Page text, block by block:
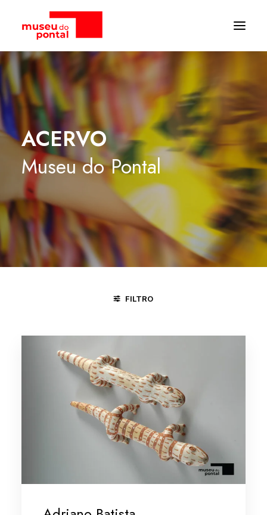
ACERVO
Museu do Pontal
FILTRO